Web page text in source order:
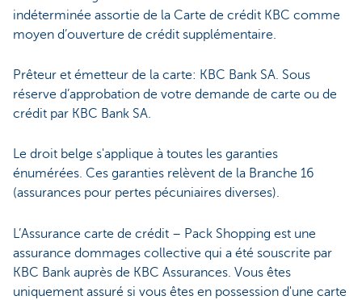
indéterminée assortie de la Carte de crédit KBC comme
moyen d’ouverture de crédit supplémentaire.
Prêteur et émetteur de la carte: KBC Bank SA. Sous
réserve d’approbation de votre demande de carte ou de
crédit par KBC Bank SA.
Le droit belge s'applique à toutes les garanties
énumérées. Ces garanties relèvent de la Branche 16
(assurances pour pertes pécuniaires diverses).
L’Assurance carte de crédit – Pack Shopping est une
assurance dommages collective qui a été souscrite par
KBC Bank auprès de KBC Assurances. Vous êtes
uniquement assuré si vous êtes en possession d'une carte